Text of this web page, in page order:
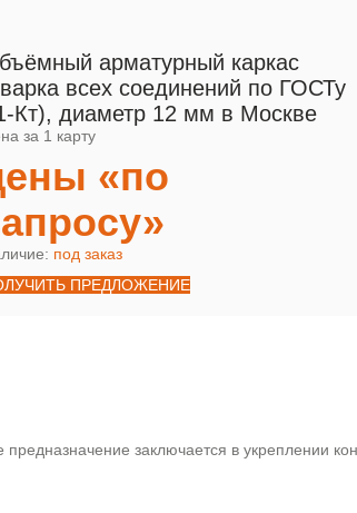
арматурный каркас
всех соединений по ГОСТу
Кт), диаметр 12 мм в Москве
за 1 карту
«по
под заказ
ПРЕДЛОЖЕНИЕ
заключается в укреплении